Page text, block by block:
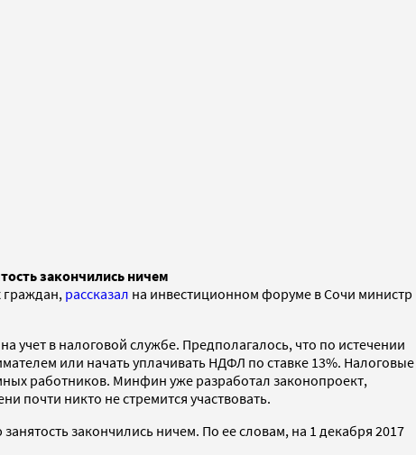
закончились ничем
граждан, рассказал на инвестиционном форуме в Сочи министр
учет в налоговой службе. Предполагалось, что по истечении
или начать уплачивать НДФЛ по ставке 13%. Налоговые
работников. Минфин уже разработал законопроект,
почти никто не стремится участвовать.
закончились ничем. По ее словам, на 1 декабря 2017